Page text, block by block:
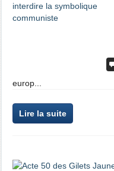
europ...
Lire la suite